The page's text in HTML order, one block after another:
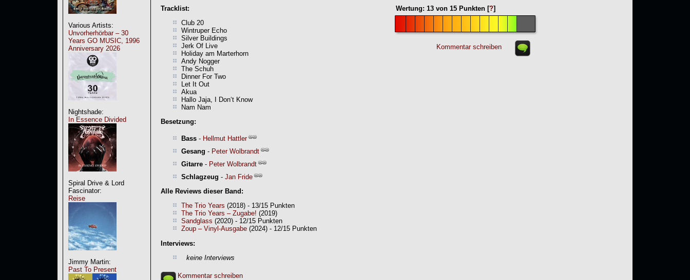
Various Artists:
Unvorherhörbar – 30
Years GO MUSIC, 1996
Anniversary 2026
Nightshade:
In Essence Divided
Spiral Drive & Lord
Fascinator:
Reise
Jimmy Martin:
Past To Present
Wertung: 13 von 15 Punkten [?]
Kommentar schreiben
Tracklist:
Club 20
Wintruper Echo
Silver Buildings
Jerk Of Live
Holiday am Marterhorn
Andy Nogger
The Schuh
Dinner For Two
Let It Out
Akua
Hallo Jaja, I Don‘t Know
Nam Nam
Besetzung:
Bass - Hellmut Hattler
Gesang - Peter Wolbrandt
Gitarre - Peter Wolbrandt
Schlagzeug - Jan Fride
Alle Reviews dieser Band:
The Trio Years (2018) - 13/15 Punkten
The Trio Years – Zugabe! (2019)
Sandglass (2020) - 12/15 Punkten
Zoup – Vinyl-Ausgabe (2024) - 12/15 Punkten
Interviews:
keine Interviews
Kommentar schreiben